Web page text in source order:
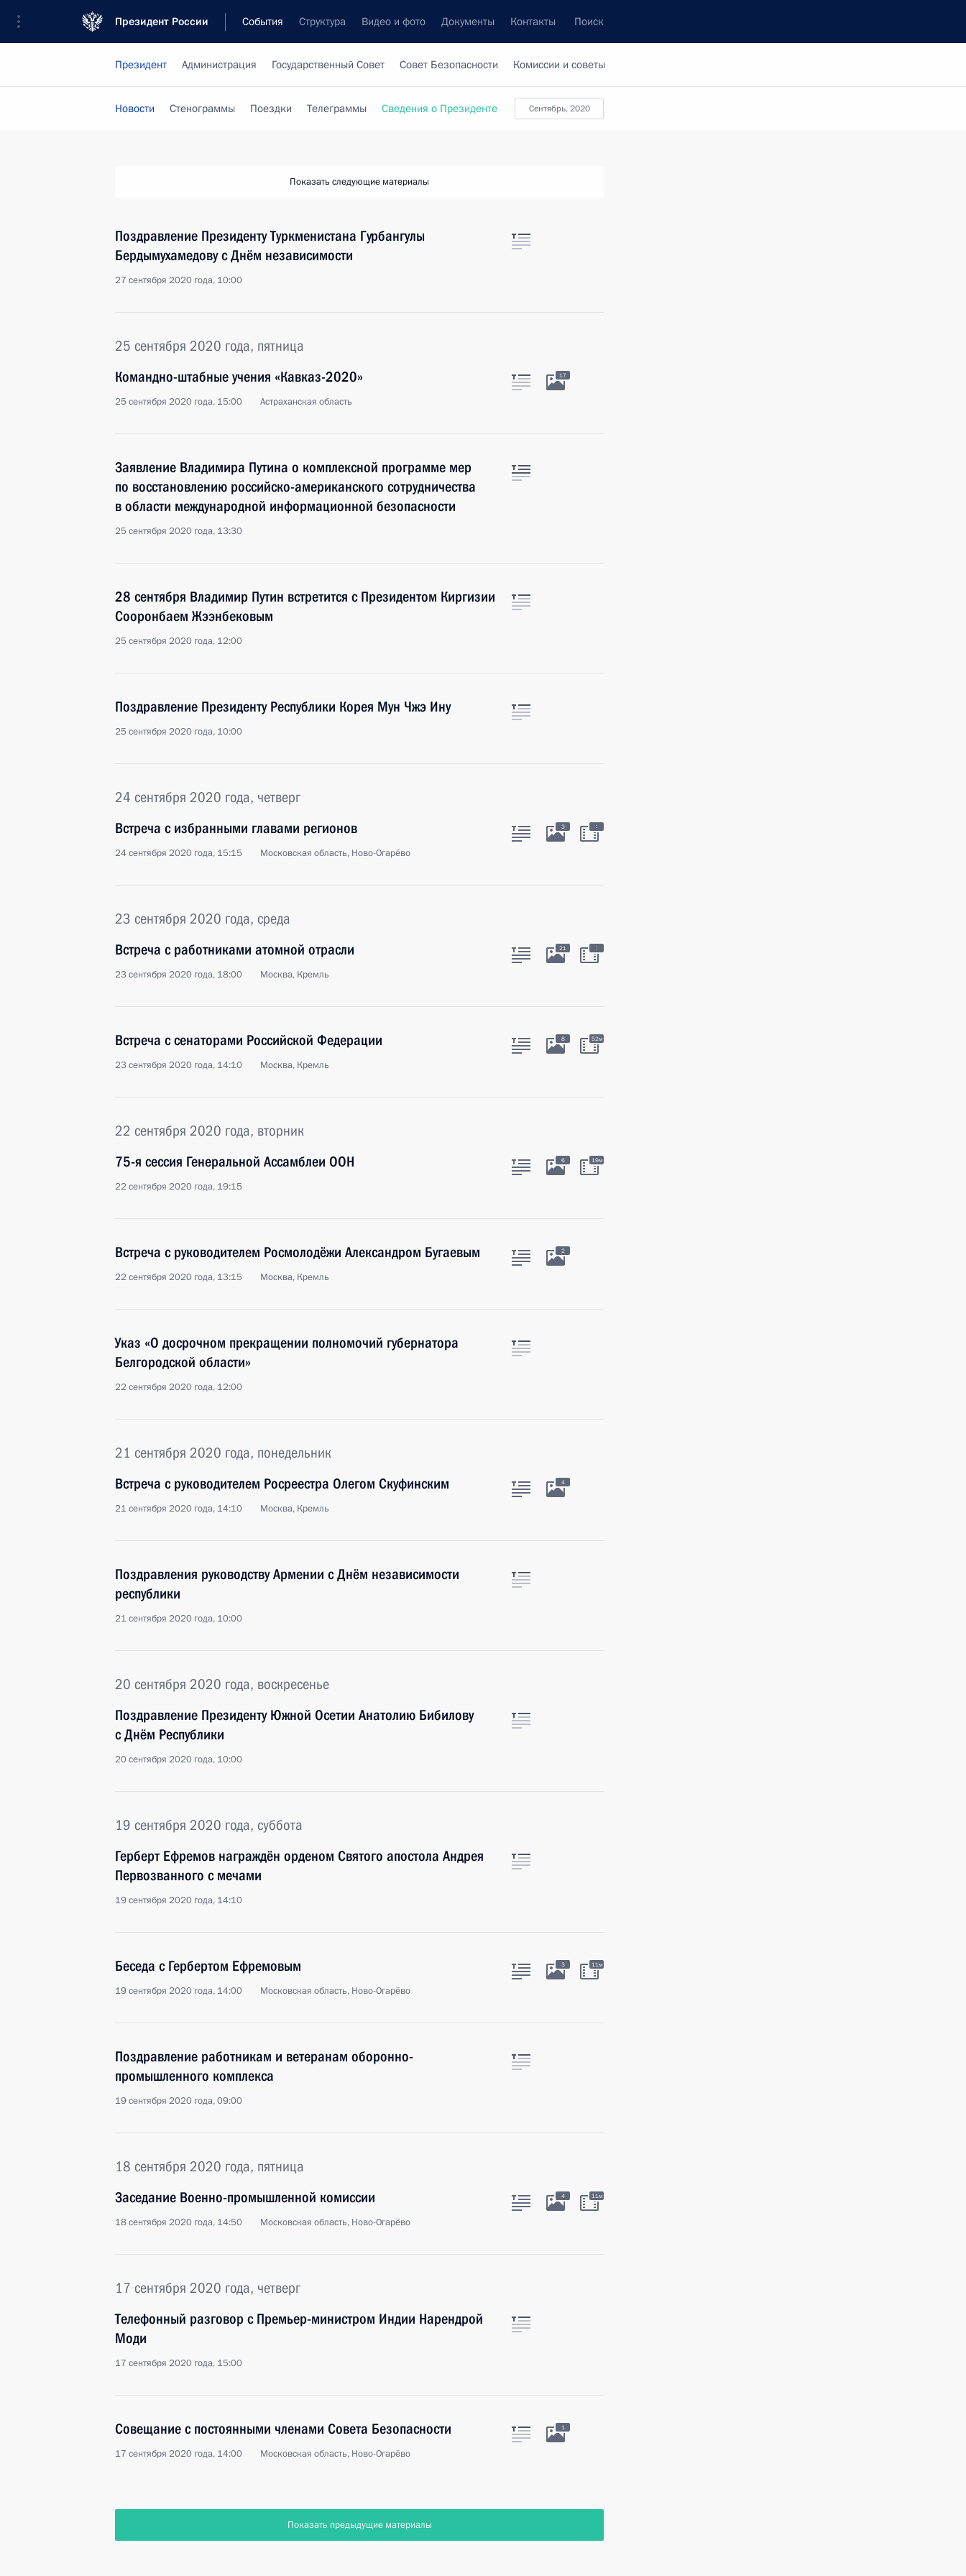
Президент России События Структура Видео и фото Документы Контакты Поиск
Президент Администрация Государственный Совет Совет Безопасности Комиссии и советы
сентябрь, 2020
Новости Стенограммы Поездки Телеграммы Сведения о Президенте
Показать следующие материалы
Поздравление Президенту Туркменистана Гурбангулы
Бердымухамедову с Днём независимости
27 сентября 2020 года, 10:00
25 сентября 2020 года, пятница
Командно-штабные учения «Кавказ-2020»
25 сентября 2020 года, 15:00 Астраханская область
17
Заявление Владимира Путина о комплексной программе мер
по восстановлению российско-американского сотрудничества
в области международной информационной безопасности
25 сентября 2020 года, 13:30
28 сентября Владимир Путин встретится с Президентом Киргизии
Сооронбаем Жээнбековым
25 сентября 2020 года, 12:00
Поздравление Президенту Республики Корея Мун Чжэ Ину
25 сентября 2020 года, 10:00
24 сентября 2020 года, четверг
Встреча с избранными главами регионов
24 сентября 2020 года, 15:15 Московская область, Ново-Огарёво
3 :
23 сентября 2020 года, среда
Встреча с работниками атомной отрасли
23 сентября 2020 года, 18:00 Москва, Кремль
21 :
Встреча с сенаторами Российской Федерации
23 сентября 2020 года, 14:10 Москва, Кремль
8 52м
22 сентября 2020 года, вторник
75-я сессия Генеральной Ассамблеи ООН
22 сентября 2020 года, 19:15
6 19м
Встреча с руководителем Росмолодёжи Александром Бугаевым
22 сентября 2020 года, 13:15 Москва, Кремль
2
Указ «О досрочном прекращении полномочий губернатора
Белгородской области»
22 сентября 2020 года, 12:00
21 сентября 2020 года, понедельник
Встреча с руководителем Росреестра Олегом Скуфинским
21 сентября 2020 года, 14:10 Москва, Кремль
4
Поздравления руководству Армении с Днём независимости
республики
21 сентября 2020 года, 10:00
20 сентября 2020 года, воскресенье
Поздравление Президенту Южной Осетии Анатолию Бибилову
с Днём Республики
20 сентября 2020 года, 10:00
19 сентября 2020 года, суббота
Герберт Ефремов награждён орденом Святого апостола Андрея
Первозванного с мечами
19 сентября 2020 года, 14:10
Беседа с Гербертом Ефремовым
19 сентября 2020 года, 14:00 Московская область, Ново-Огарёво
3 11м
Поздравление работникам и ветеранам оборонно-
промышленного комплекса
19 сентября 2020 года, 09:00
18 сентября 2020 года, пятница
Заседание Военно-промышленной комиссии
18 сентября 2020 года, 14:50 Московская область, Ново-Огарёво
4 11м
17 сентября 2020 года, четверг
Телефонный разговор с Премьер-министром Индии Нарендрой
Моди
17 сентября 2020 года, 15:00
Совещание с постоянными членами Совета Безопасности
17 сентября 2020 года, 14:00 Московская область, Ново-Огарёво
1
Показать предыдущие материалы